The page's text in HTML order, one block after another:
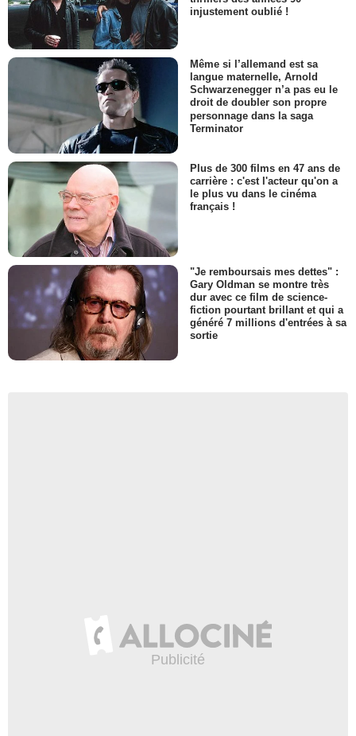
injustement oublié !
Même si l’allemand est sa
langue maternelle, Arnold
Schwarzenegger n’a pas eu le
droit de doubler son propre
personnage dans la saga
Terminator
Plus de 300 films en 47 ans de
carrière : c'est l'acteur qu'on a
le plus vu dans le cinéma
français !
"Je remboursais mes dettes" :
Gary Oldman se montre très
dur avec ce film de science-
fiction pourtant brillant et qui a
généré 7 millions d'entrées à sa
sortie